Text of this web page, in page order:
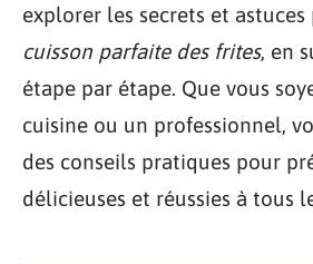
explorer les secrets et
cuisson parfaite des frites, en
étape par étape. Que vous
cuisine ou un professionnel,
des conseils pratiques pour
délicieuses et réussies à tous